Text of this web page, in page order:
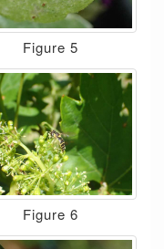
Figure 5
Figure 6